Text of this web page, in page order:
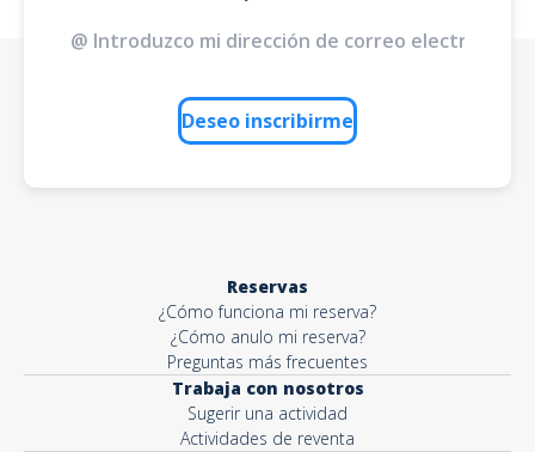
Deseo inscribirme
Reservas
¿Cómo funciona mi reserva?
¿Cómo anulo mi reserva?
Preguntas más frecuentes
Trabaja con nosotros
Sugerir una actividad
Actividades de reventa